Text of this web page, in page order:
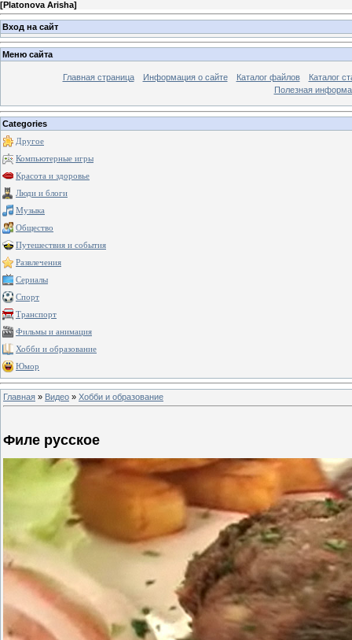
[Platonova Arisha]
Вход на сайт
Меню сайта
Главная страница Информация о сайте Каталог файлов
Каталог
Полезная
Categories
Другое
Компьютерные игры
Красота и здоровье
Люди и блоги
Музыка
Общество
Путешествия и события
Развлечения
Сериалы
Спорт
Транспорт
Фильмы и анимация
Хобби и образование
Юмор
Главная » Видео » Хобби и образование
Филе русское